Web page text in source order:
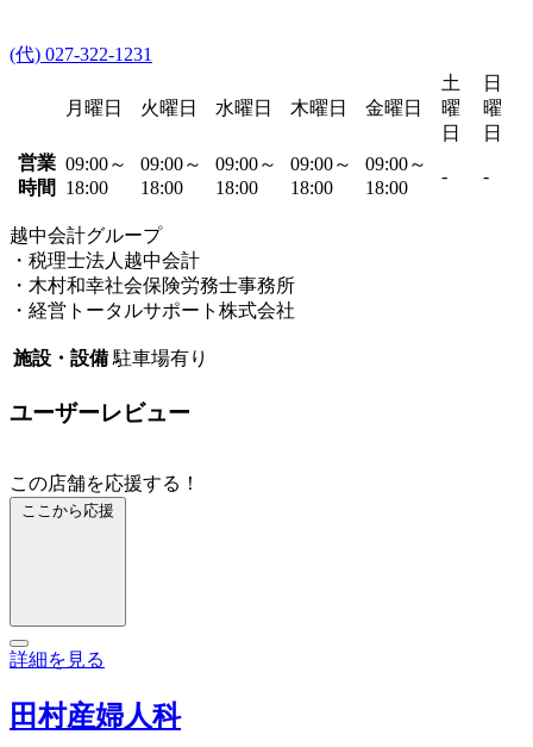
(代) 027-322-1231
月曜日 火曜日 水曜日 木曜日 金曜日
土
曜
日
日
曜
日
営業
時間
09:00～
18:00
09:00～
18:00
09:00～
18:00
09:00～
18:00
09:00～
18:00
- -
越中会計グループ
・税理士法人越中会計
・木村和幸社会保険労務士事務所
・経営トータルサポート株式会社
施設・設備 駐車場有り
ユーザーレビュー
この店舗を応援する！
ここから応援
詳細を見る
田村産婦人科